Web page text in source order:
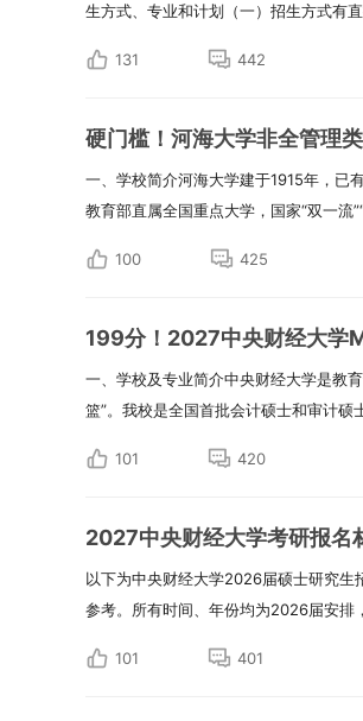
生方式、专业和计划（一）招生方式有
131 442
硬门槛！河海大学非全管理
一、学校简介河海大学建于1915年，已
教育部直属全国重点大学，国家“双一流
100 425
199分！2027中央财经大学
一、学校及专业简介中央财经大学是教
篮”。我校是全国首批会计硕士和审计硕
101 420
2027中央财经大学考研报名
以下为中央财经大学2026届硕士研究
参考。所有时间、年份均为2026届安
101 401